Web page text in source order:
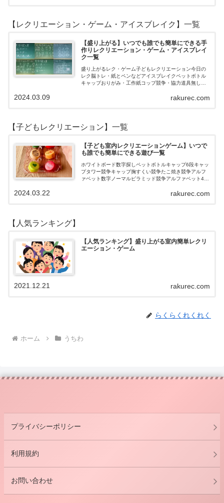
【レクリエーション・ゲーム・アイスブレイク】一覧
【盛り上がる】いつでも誰でも簡単にできる手
作りレクリエーション・ゲーム・アイスブレイ
ク一覧
盛り上がるレク・ゲーム子どもレクリエーション今日の
レク脳トレ・紙とペンなどアイスブレイクペットボトル
キャップおりがみ・工作紙コップ競争・協力道具無し・
ロおはじき体操スライム脳トレ無料素材Yo…rakurec.com
2024.03.09
【子どもレクリエーション】一覧
【子ども室内レクリエーションゲーム】いつで
も誰でも簡単にできる遊び一覧
ホワイトボード数字探しペットボトルキャップ6段キャッ
プタワー競争キャップ掬すくい競争たこ焼き競争アルフ
ァベット数字ノーマルピラミッド競争アルファベット4段
rakurec.com
2024.03.22
【人気ランキング】
【人気ランキング】盛り上がる室内簡単レクリ
エーション・ゲーム
rakurec.com
2021.12.21
らくらくれくれく
ホーム うちわ
プライバシーポリシー
利用規約
お問い合わせ